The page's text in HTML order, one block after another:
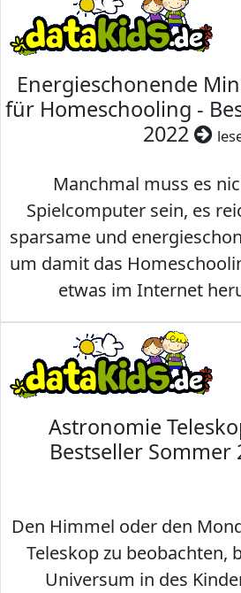
Energieschonende
für Homeschooling -
2022
Manchmal muss es
Spielcomputer sein, es
sparsame und
um damit das
etwas im Internet
Astronomie
Bestseller Sommer
Den Himmel oder den
Teleskop zu beobachten,
Universum in des